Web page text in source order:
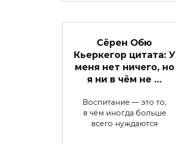
Сёрен Обю
Кьеркегор цитата: У
меня нет ничего, но
я ни в чём не …
Воспитание — это то,
в чём иногда больше
всего нуждаются